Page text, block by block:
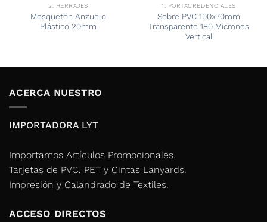
2. HERRAJES
Mosquetón Anzuelo
Plástico 20mm
1. PORTACREDENCIALES
Sobre PVC 100x70mm
Transparente 180 Micrones
Vertical
ACERCA NUESTRO
IMPORTADORA LYT
Importamos Artículos Promocionales.
Tarjetas de PVC, PET y Cintas Lanyards.
Impresión y Calandrado de Textiles.
ACCESO DIRECTOS